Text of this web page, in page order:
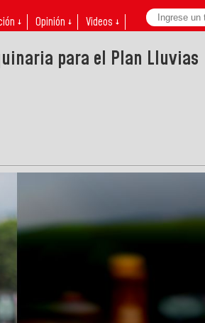
↓ Opinión ↓ Videos ↓
para el Plan Lluvias